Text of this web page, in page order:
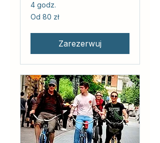
4 godz.
Od
80
Od 80 zł
Zarezerwuj